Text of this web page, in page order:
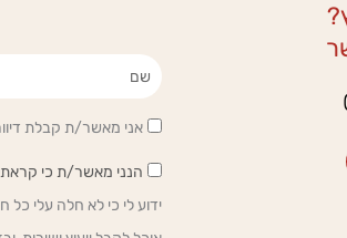
שם
אני מאשר/ת קבלת
הנני מאשר/ת כי קראתי
ידוע לי כי לא חלה עלי כל